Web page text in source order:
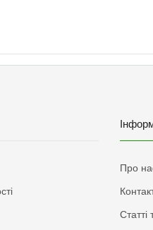
Про
Статті